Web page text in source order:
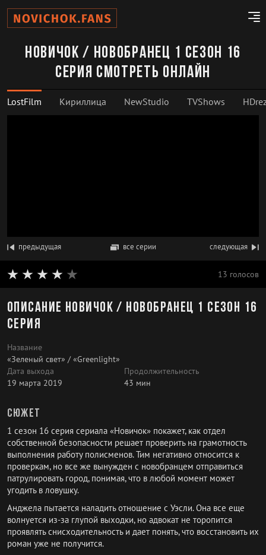
Новичок / Новобранец 1 сезон 16
серия смотреть онлайн
LostFilm Кириллица NewStudio TVShows
предыдущая все серии следующая
13 голосов
Описание Новичок / Новобранец 1 сезон 16
серия
Название
«Зеленый свет» / «Greenlight»
Дата выхода
19 марта 2019
Продолжительность
43 мин
Сюжет
1 сезон 16 серия сериала «Новичок» покажет, как отдел
собственной безопасности решает проверить на грамотность
выполнения работу полисменов. Тим негативно относится к
проверкам, но все же вынужден с новобранцем отправиться
патрулировать город, понимая, что в любой момент может
угодить в ловушку.
Анджела пытается наладить отношение с Уэсли. Она все еще
волнуется из-за глупой выходки, но адвокат не торопится
проявлять снисходительность и дает понять, что восстановить их
роман уже не получится.